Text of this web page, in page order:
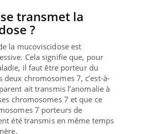
transmet la
?
la mucoviscidose est
Cela signifie que, pour
il faut être porteur du
deux chromosomes 7, c’est-à-
ait transmis l’anomalie à
chromosomes 7 et que ce
7 porteurs de
été transmis en même temps